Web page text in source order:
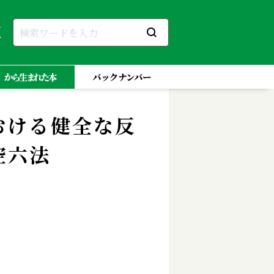
から生まれた本 バックナンバー
る健全な反
六法